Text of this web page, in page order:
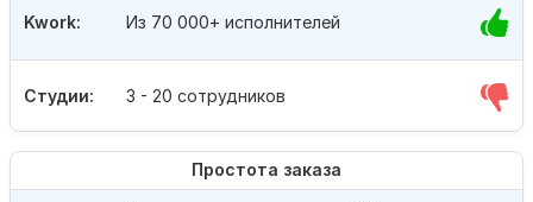
Студии: 3 - 20 сотрудников
Kwork: Из 70 000+ исполнителей
Простота заказа